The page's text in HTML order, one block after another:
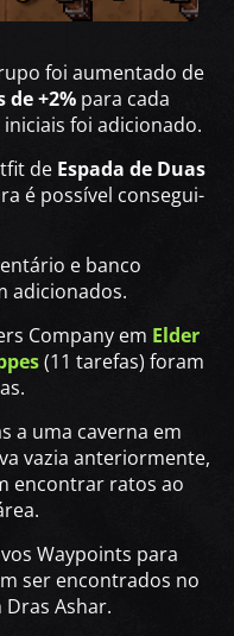
foi aumentado de
de +2% para cada
foi adicionado.
de Espada de Duas
é possível consegui-
e banco
adicionados.
Company em Elder
(11 tarefas) foram
a uma caverna em
vazia anteriormente,
encontrar ratos ao
Waypoints para
ser encontrados no
Dras Ashar.